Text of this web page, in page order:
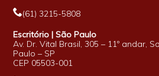
(61) 3215-5808
Escritório | São Paulo
Av. Dr. Vital Brasil, 305 – 11º andar,
Paulo – SP
CEP 05503-001